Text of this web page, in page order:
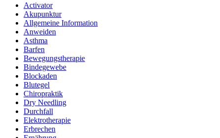
Activator
Akupunktur
Allgemeine Information
Anweiden
Asthma
Barfen
Bewegungstherapie
Bindegewebe
Blockaden
Blutegel
Chiropraktik
Dry Needling
Durchfall
Elektrotherapie
Erbrechen